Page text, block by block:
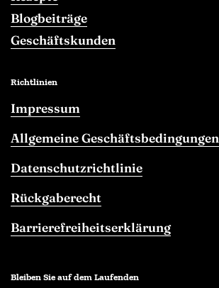
Blogbeiträge
Geschäftskunden
Richtlinien
Impressum
Allgemeine Geschäftsbedingungen
Datenschutzrichtlinie
Rückgaberecht
Barrierefreiheitserklärung
Bleiben Sie auf dem Laufenden